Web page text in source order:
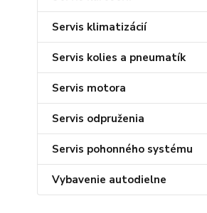
Servis klimatizácií
Servis kolies a pneumatík
Servis motora
Servis odpruženia
Servis pohonného systému
Vybavenie autodielne